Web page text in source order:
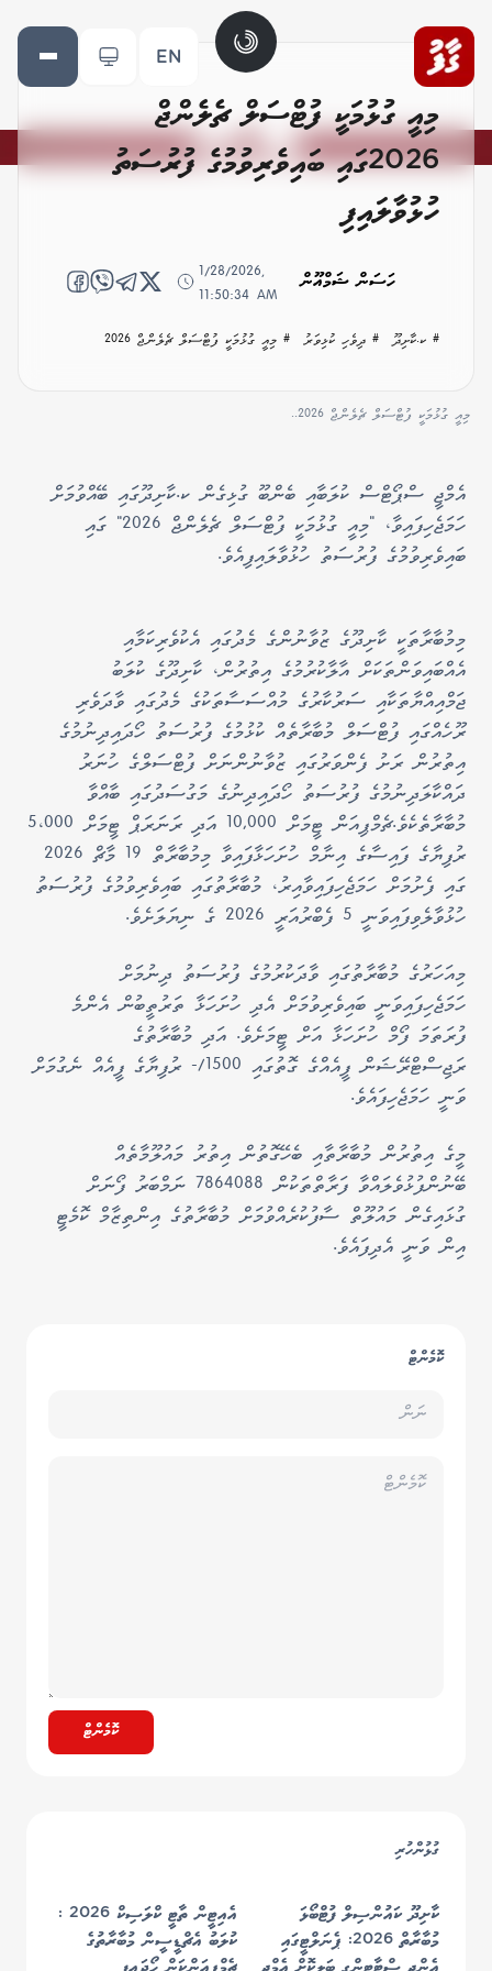
EN
މިއީ ގުޅުމަކީ ފުޓްސަލް ޗެލެންޖް
2026ގައި ބައިވެރިވުމުގެ ފުރުސަތު
ހުޅުވާލައިފި
ހަސަން ޝަމްއޫން
1/28/2026,
11:50:34 AM
# ކ.ކާށިދޫ # ދިވެހި ކުޅިވަރު # މިއީ ގުޅުމަކީ ފުޓްސަލް ޗެލެންޖް 2026
މިއީ ގުޅުމަކީ ފުޓްސަލް ޗެލެންޖް 2026..
އެމްޖީ ސްޕޯޓްސް ކުލަބާއި ބެންބޫ ގުޅިގެން ކ.ކާށިދޫގައި ބޭއްވުމަށް
ހަމަޖެހިފައިވާ، "މިއީ ގުޅުމަކީ ފުޓްސަލް ޗެލެންޖް 2026" ގައި
ބައިވެރިވުމުގެ ފުރުސަތު ހުޅުވާލައިފިއެވެ.
މިމުބާރާތަކީ ކާށިދޫގެ ޒުވާނުންގެ މެދުގައި އެކުވެރިކަމާއި
އެއްބައިވަންތަކަށް އާލާކުރުމުގެ އިތުރުން، ކާށިދޫގެ ކުލަބު
ޖަމްއިއްޔާތަކާއި ސަރުކާރުގެ މުއްސަސާތަކުގެ މެދުގައި ވާދަވެރި
ރޫހެއްގައި ފުޓްސަލް މުބާރާތެއް ކުޅުމުގެ ފުރުސަތު ހޯދައިދިނުމުގެ
އިތުރުން ރަށު ފެންވަރުގައި ޒުވާނުންނަށް ފުޓްސަލްގެ ހުނަރު
ދައްކާލަދިނުމުގެ ފުރުސަތު ހޯދައިދިނުގެ މަގުސަދުގައި ބާއްވާ
މުބާރާތެކެވެ.
ޗެމްޕިއަން ޓީމަށް 10,000 އަދި ރަނަރަޕް ޓީމަށް 5،000
ރުފިޔާގެ ފައިސާގެ އިނާމް ހުށަހަޅާފައިވާ މިމުބާރާތް 19 މާޗް 2026
ގައި ފެށުމަށް ހަމަޖެހިފައިވާއިރު، މުބާރާތުގައި ބައިވެރިވުމުގެ ފުރުސަތު
ހުޅުވާލެވިފައިވަނީ 5 ފެބްރުއަރީ 2026 ގެ ނިޔަލަށެވެ.
މިއަހަރުގެ މުބާރާތުގައި ވާދަކުރުމުގެ ފުރުސަތު ދިނުމަށް
ހަމަޖެހިފައިވަނީ ބައިވެރިވުމަށް އެދި ހުށަހަޅާ ތަރުތީބުން އެންމެ
ފުރަތަމަ ފޯމް ހުށަހަޅާ އަށް ޓީމަށެވެ. އަދި މުބާރާތުގެ
ރަޖިސްޓްރޭޝަން ފީއެއްގެ ގޮތުގައި 1500/- ރުފިޔާގެ ފީއެއް ނެގުމަށް
ވަނީ ހަމަޖެހިފައެވެ.
މީގެ އިތުރުން މުބާރާތާއި ބެހޭގޮތުން އިތުރު މައުލޫމާތެއް
ބޭނުންފުޅުވެލައްވާ ފަރާތްތަކުން 7864088 ނަމްބަރު ފޯނަށް
ގުޅައިގެން މައުލޫތް ސާފުކުރެއްވުމަށް މުބާރާތުގެ އިންތިޒާމް ކޮމެޓީ
އިން ވަނީ އެދިފައެވެ.
ކޮމެންޓް
ކޮމެންޓް
ގުޅުންހުރި
ކާށިދޫ ކައުންސިލް ފުޓްބޯޅަ
މުބާރާތް 2026: ޕެނަލްޓީގައި
އެއިޓީން ތާޓީ ކްލަސިކް 2026 :
ކުލަބު އެޗްޑީސީން މުބާރާތުގެ